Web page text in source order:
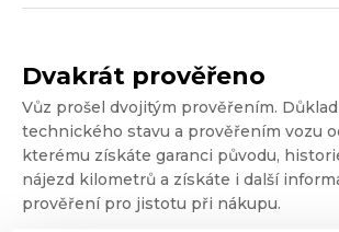
Dvakrát prověřeno
Vůz prošel dvojitým prověřením.
technického stavu a prověřením vozu
kterému získáte garanci původu,
nájezd kilometrů a získáte i další
prověření pro jistotu při nákupu.